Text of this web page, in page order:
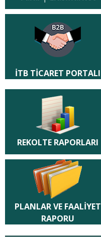
İTB TİCARET PORTALI
REKOLTE RAPORLARI
PLANLAR VE FAALİYET
RAPORU